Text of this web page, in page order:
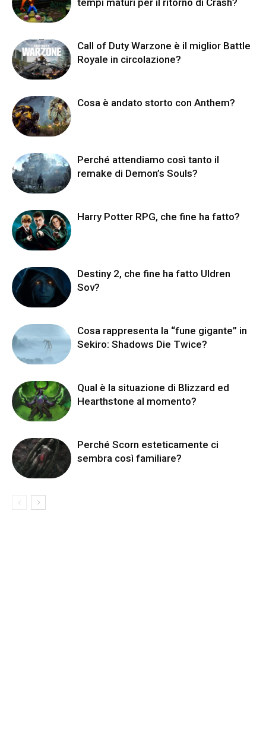
Call of Duty Warzone è il miglior Battle
Royale in circolazione?
Cosa è andato storto con Anthem?
Perché attendiamo così tanto il
remake di Demon’s Souls?
Harry Potter RPG, che fine ha fatto?
Destiny 2, che fine ha fatto Uldren
Sov?
Cosa rappresenta la “fune gigante” in
Sekiro: Shadows Die Twice?
Qual è la situazione di Blizzard ed
Hearthstone al momento?
Perché Scorn esteticamente ci
sembra così familiare?